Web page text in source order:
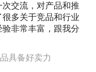
交流，对产品和推
多关于竞品和行业
非常丰富，跟我分
具备好卖力